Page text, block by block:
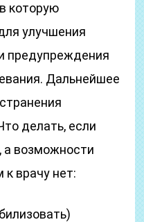
которую
улучшения
предупреждения
Дальнейшее
делать, если
а возможности
врачу нет: